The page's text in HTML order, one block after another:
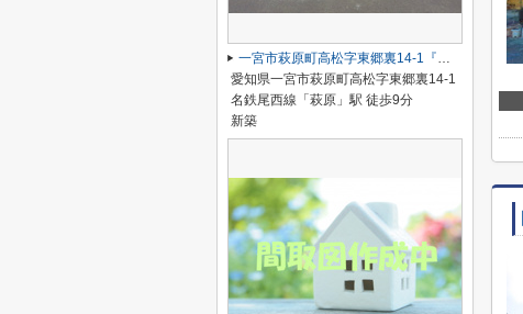
一宮市萩原町高松字東郷裏14-1『仲介料無料』新築戸建て
愛知県一宮市萩原町高松字東郷裏14-1
名鉄尾西線「萩原」駅 徒歩9分
新築